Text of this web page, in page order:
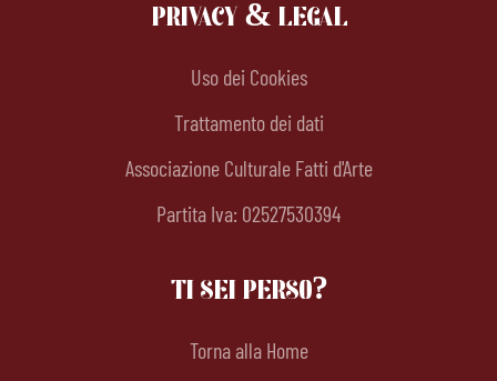
PRIVACY & LEGAL
Uso dei Cookies
Trattamento dei dati
Associazione Culturale Fatti d'Arte
Partita Iva: 02527530394
TI SEI PERSO?
Torna alla Home